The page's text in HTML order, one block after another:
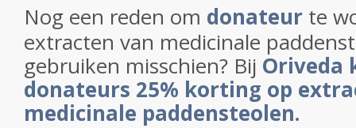
Nog een reden om donateur te
extracten van medicinale
gebruiken misschien? Bij Oriveda
donateurs 25% korting op
medicinale paddensteolen.